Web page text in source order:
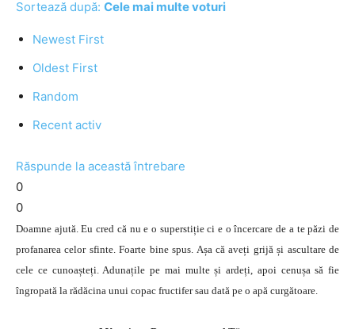
Sortează după: Cele mai multe voturi
Newest First
Oldest First
Random
Recent activ
Răspunde la această întrebare
0
0
Doamne ajută. Eu cred că nu e o superstiție ci e o încercare de a te păzi de
profanarea celor sfinte. Foarte bine spus. Așa că aveți grijă și ascultare de
cele ce cunoașteți. Adunațile pe mai multe și ardeți, apoi cenușa să fie
îngropată la rădăcina unui copac fructifer sau dată pe o apă curgătoare.